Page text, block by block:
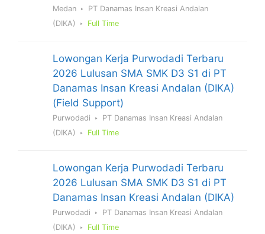
Medan
PT Danamas Insan Kreasi Andalan
(DIKA)
Full Time
Lowongan Kerja Purwodadi Terbaru
2026 Lulusan SMA SMK D3 S1 di PT
Danamas Insan Kreasi Andalan (DIKA)
(Field Support)
Purwodadi
PT Danamas Insan Kreasi Andalan
(DIKA)
Full Time
Lowongan Kerja Purwodadi Terbaru
2026 Lulusan SMA SMK D3 S1 di PT
Danamas Insan Kreasi Andalan (DIKA)
Purwodadi
PT Danamas Insan Kreasi Andalan
(DIKA)
Full Time